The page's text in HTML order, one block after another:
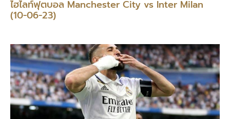
ไฮไลท์ฟุตบอล Manchester City vs Inter Milan
(10-06-23)